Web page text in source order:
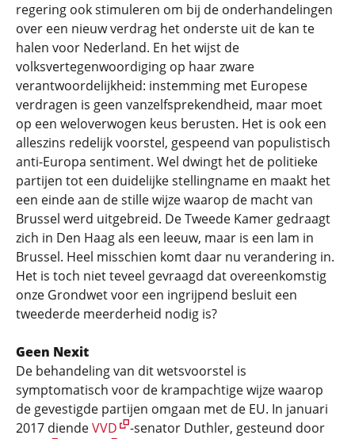
regering ook stimuleren om bij de onderhandelingen
over een nieuw verdrag het onderste uit de kan te
halen voor Nederland. En het wijst de
volksvertegenwoordiging op haar zware
verantwoordelijkheid: instemming met Europese
verdragen is geen vanzelfsprekendheid, maar moet
op een weloverwogen keus berusten. Het is ook een
alleszins redelijk voorstel, gespeend van populistisch
anti-Europa sentiment. Wel dwingt het de politieke
partijen tot een duidelijke stellingname en maakt het
een einde aan de stille wijze waarop de macht van
Brussel werd uitgebreid. De Tweede Kamer gedraagt
zich in Den Haag als een leeuw, maar is een lam in
Brussel. Heel misschien komt daar nu verandering in.
Het is toch niet teveel gevraagd dat overeenkomstig
onze Grondwet voor een ingrijpend besluit een
tweederde meerderheid nodig is?
Geen Nexit
De behandeling van dit wetsvoorstel is
symptomatisch voor de krampachtige wijze waarop
de gevestigde partijen omgaan met de EU. In januari
2017 diendeVVD
-senator Duthler, gesteund door